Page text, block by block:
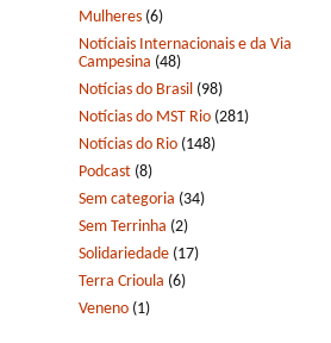
Mulheres (6)
Notíciais Internacionais e da Via
Campesina (48)
Notícias do Brasil (98)
Notícias do MST Rio (281)
Notícias do Rio (148)
Podcast (8)
Sem categoria (34)
Sem Terrinha (2)
Solidariedade (17)
Terra Crioula (6)
Veneno (1)